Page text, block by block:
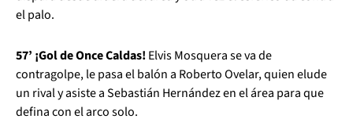
el palo.
57’ ¡Gol de Once Caldas! Elvis Mosquera se va de
contragolpe, le pasa el balón a Roberto Ovelar, quien elude
un rival y asiste a Sebastián Hernández en el área para que
defina con el arco solo.